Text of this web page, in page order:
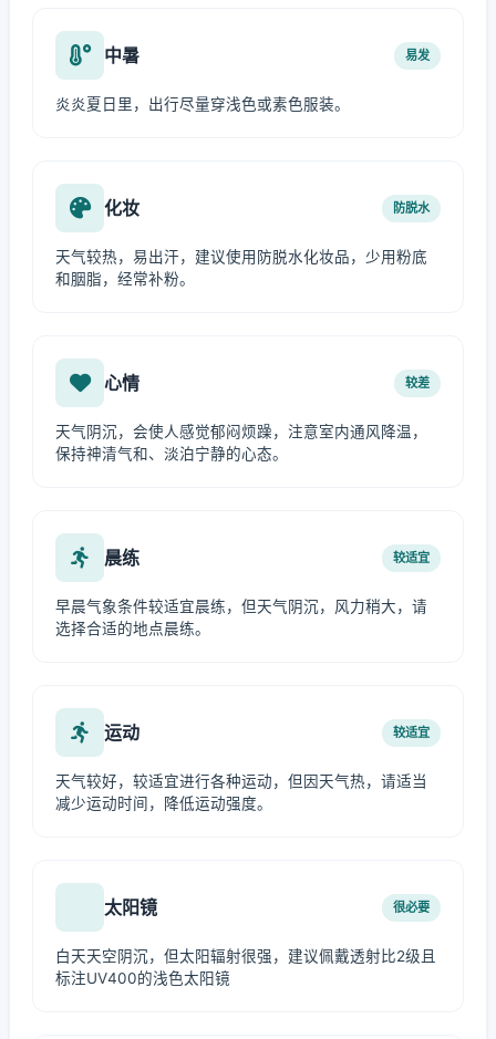
中暑 易发
炎炎夏日里，出行尽量穿浅色或素色服装。
化妆 防脱水
天气较热，易出汗，建议使用防脱水化妆品，少用粉底
和胭脂，经常补粉。
心情 较差
天气阴沉，会使人感觉郁闷烦躁，注意室内通风降温，
保持神清气和、淡泊宁静的心态。
晨练 较适宜
早晨气象条件较适宜晨练，但天气阴沉，风力稍大，请
选择合适的地点晨练。
运动 较适宜
天气较好，较适宜进行各种运动，但因天气热，请适当
减少运动时间，降低运动强度。
太阳镜 很必要
白天天空阴沉，但太阳辐射很强，建议佩戴透射比2级且
标注UV400的浅色太阳镜